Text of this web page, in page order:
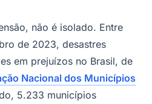
não é isolado. Entre
de 2023, desastres
em prejuízos no Brasil, de
Nacional dos Municípios
5.233 municípios